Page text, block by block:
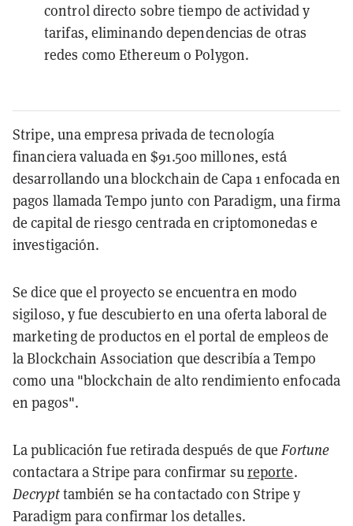
control directo sobre tiempo de actividad y
tarifas, eliminando dependencias de otras
redes como Ethereum o Polygon.
Stripe, una empresa privada de tecnología
financiera valuada en $91.500 millones, está
desarrollando una blockchain de Capa 1 enfocada en
pagos llamada Tempo junto con Paradigm, una firma
de capital de riesgo centrada en criptomonedas e
investigación.
Se dice que el proyecto se encuentra en modo
sigiloso, y fue descubierto en una oferta laboral de
marketing de productos en el portal de empleos de
la Blockchain Association que describía a Tempo
como una "blockchain de alto rendimiento enfocada
en pagos".
La publicación fue retirada después de que Fortune
contactara a Stripe para confirmar sureporte.
Decrypttambién se ha contactado con Stripe y
Paradigm para confirmar los detalles.